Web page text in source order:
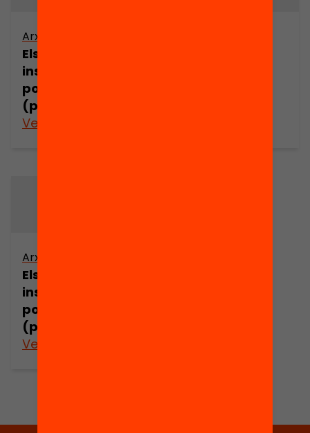
Arxiu
Els poetes
insulars de
postguerra
(part 1)
Veure’n més
Arxiu
Els poetes
insulars de
postguerra
(part 3)
Veure’n més